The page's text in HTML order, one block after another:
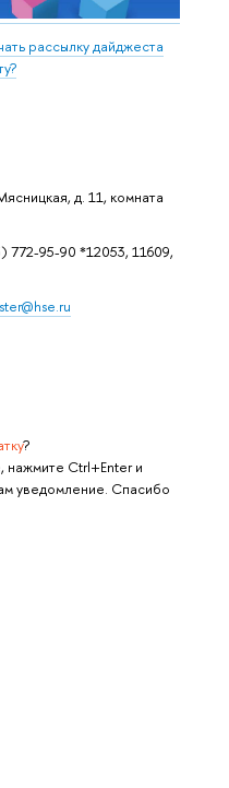
рассылку дайджеста
д. 11, комната
772-95-90 *12053, 11609,
?
нажмите Ctrl+Enter и
уведомление. Спасибо